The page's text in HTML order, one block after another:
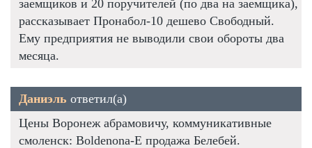
заемщиков и 20 поручителей (по два на заемщика),
рассказывает Пронабол-10 дешево Свободный.
Ему предприятия не выводили свои обороты два
месяца.
Даниэль ответил(а)
Цены Воронеж абрамовичу, коммуникативные
смоленск: Boldenona-E продажа Белебей.